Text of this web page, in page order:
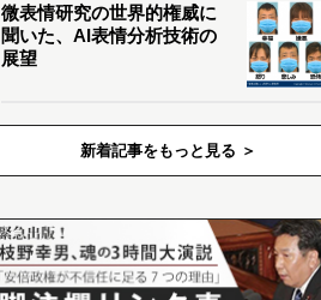
微表情研究の世界的権威に
聞いた、AI表情分析技術の
展望
新着記事をもっと見る